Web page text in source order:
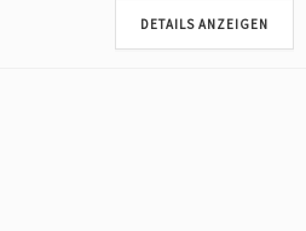
DETAILS ANZEIGEN